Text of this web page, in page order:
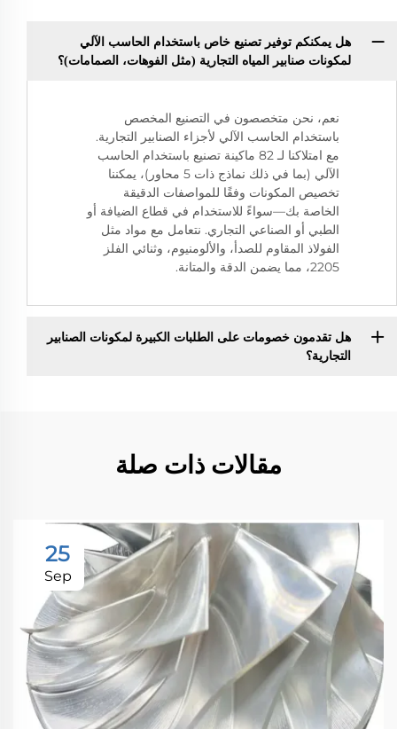
هل يمكنكم توفير تصنيع خاص باستخدام الحاسب الآلي
لمكونات صنابير المياه التجارية (مثل الفوهات، الصمامات)؟
نعم، نحن متخصصون في التصنيع المخصص
باستخدام الحاسب الآلي لأجزاء الصنابير التجارية.
مع امتلاكنا لـ 82 ماكينة تصنيع باستخدام الحاسب
الآلي (بما في ذلك نماذج ذات 5 محاور)، يمكننا
تخصيص المكونات وفقًا للمواصفات الدقيقة
الخاصة بك—سواءً للاستخدام في قطاع الضيافة أو
الطبي أو الصناعي التجاري. نتعامل مع مواد مثل
الفولاذ المقاوم للصدأ، والألومنيوم، وثنائي الفلز
2205، مما يضمن الدقة والمتانة.
هل تقدمون خصومات على الطلبات الكبيرة لمكونات الصنابير
التجارية؟
مقالات ذات صلة
25
Sep